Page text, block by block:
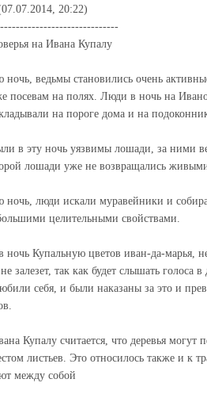
20:22)
на Ивана Купалу
ночь, ведьмы становились очень
посевам на полях. Люди в ночь на
на пороге дома и на
в эту ночь уязвимы лошади, за ними
лошади уже не возвращались
ночь, люди искали муравейники и
целительными свойствами.
Купальную цветов иван-да-марья,
залезет, так как будет слышать
себя, и были наказаны за это и
Купалу считается, что деревья могут
листьев. Это относилось также и к
между собой